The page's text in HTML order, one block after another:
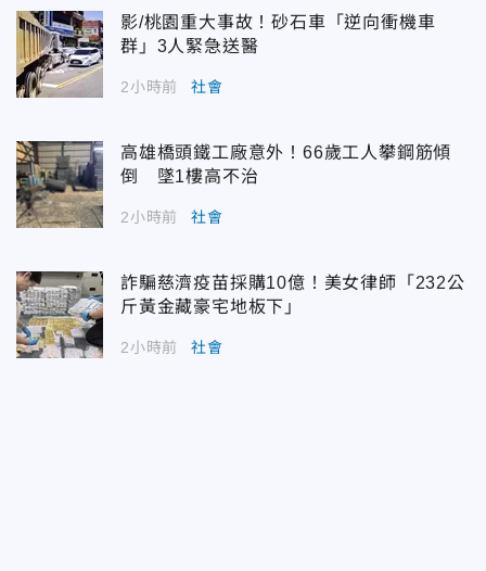
影/桃園重大事故！砂石車「逆向衝機車
群」3人緊急送醫
2小時前 社會
高雄橋頭鐵工廠意外！66歲工人攀鋼筋傾
倒 墜1樓高不治
2小時前 社會
詐騙慈濟疫苗採購10億！美女律師「232公
斤黃金藏豪宅地板下」
2小時前 社會